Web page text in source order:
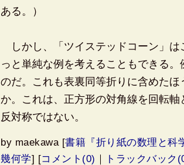
ある。）
しかし、「ツイステッドコーン」は
っと単純な例を考えることもできる
のだ。これも表裏同等折りに含めた
か。これは、正方形の対角線を回転
反対称ではない。
by maekawa [書籍『折り紙の数理と科
幾何学] [コメント(0) ｜ トラックバック